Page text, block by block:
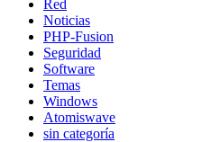
Red
Noticias
PHP-Fusion
Seguridad
Software
Temas
Windows
Atomiswave
sin categoría